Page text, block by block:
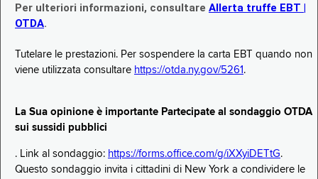
Per ulteriori informazioni, consultare Allerta truffe EBT |
OTDA.
Tutelare le prestazioni. Per sospendere la carta EBT quando non
viene utilizzata consultare https://otda.ny.gov/5261 .
La Sua opinione è importante Partecipate al sondaggio OTDA
sui sussidi pubblici
. Link al sondaggio: https://forms.office.com/g/iXXyiDETtG.
Questo sondaggio invita i cittadini di New York a condividere le